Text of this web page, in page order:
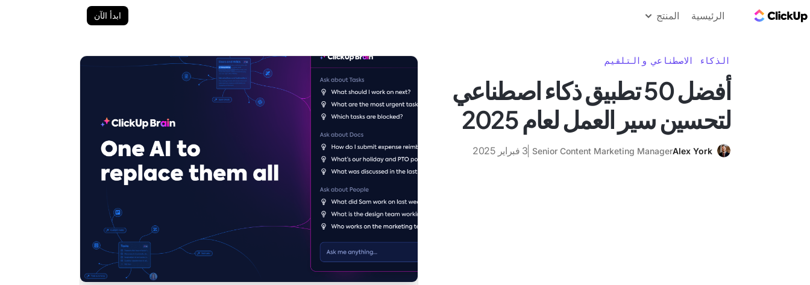
الرئيسية المنتج ابدأ الآن
الذكاء الاصطناعي والتلقيم
أفضل 50 تطبيق ذكاء اصطناعي
لتحسين سير العمل لعام 2025
Alex York
Senior Content Marketing Manager 3 فبراير 2025